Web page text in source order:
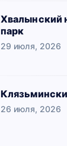
Хвалынский
парк
29 июля, 2026
26 июля, 2026